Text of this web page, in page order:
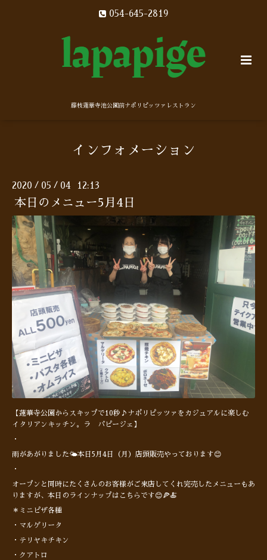
054-645-2819
藤枝蓮華寺池公園前ナポリピッツァレストラン
インフォメーション
2020 / 05 / 04 12:13
本日のメニュー5月4日
【蓮華寺公園からスキップで10秒♪ナポリピッツァをカジュアルに楽しむ
イタリアンキッチン。ラ パピージェ】
・
雨があがりました🌤本日5月4日（月）店頭販売やっております😊
・
オープンと同時にたくさんのお客様がご来店してくれ完売したメニューもあ
りますが、本日のラインナップはこちらです😊🍕🍝
＊ミニピザ各種
・マルゲリータ
・テリヤキチキン
・クアトロ